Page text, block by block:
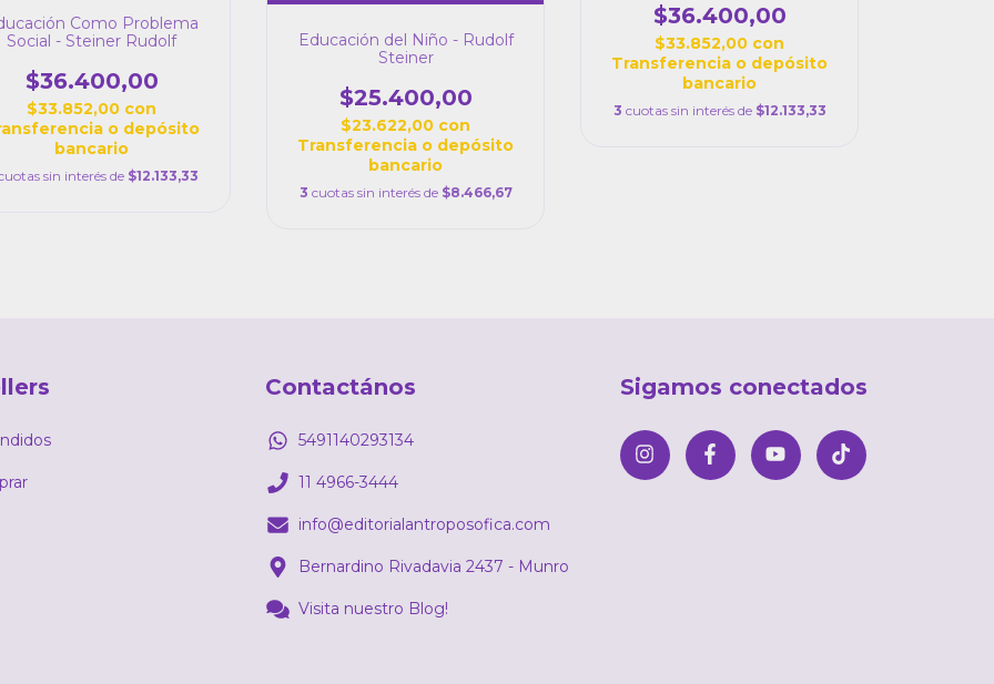
Como Problema
Social - Steiner Rudolf
$36.400,00
$33.852,00 con
o depósito
bancario
sin interés de $12.133,33
Educación del Niño - Rudolf
Steiner
$25.400,00
$23.622,00 con
Transferencia o depósito
bancario
3 cuotas sin interés de $8.466,67
$36.400,00
$33.852,00 con
Transferencia o depósito
bancario
3 cuotas sin interés de $12.133,33
Contactános
5491140293134
11 4966-3444
info@editorialantroposofica.com
Bernardino Rivadavia 2437 - Munro
Visita nuestro Blog!
Sigamos conectados